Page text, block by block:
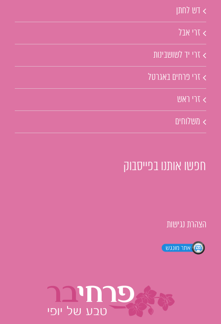
דש לחתן
זרי אבל
זרי יד לשושבינות
זרי פרחים באגרטל
זרי ראש
משלוחים
חפשו אותנו בפייסבוק
הצהרת נגישות